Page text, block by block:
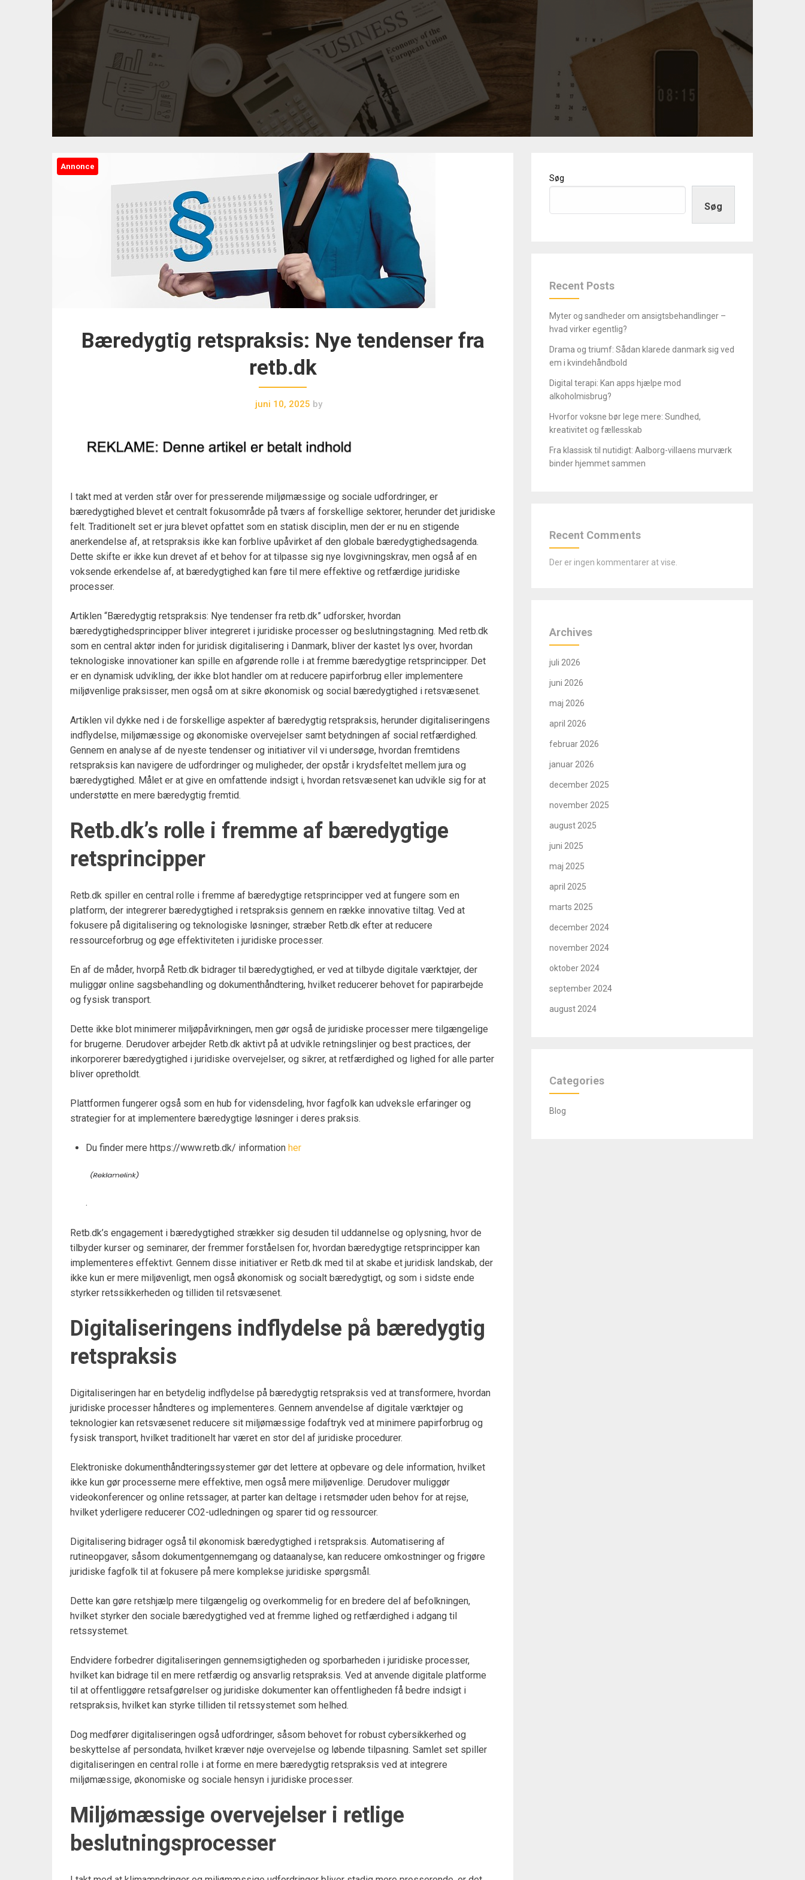
Annonce
Bæredygtig retspraksis: Nye tendenser fra
retb.dk
juni 10, 2025 by
I takt med at verden står over for presserende miljømæssige og sociale udfordringer, er
bæredygtighed blevet et centralt fokusområde på tværs af forskellige sektorer, herunder det juridiske
felt. Traditionelt set er jura blevet opfattet som en statisk disciplin, men der er nu en stigende
anerkendelse af, at retspraksis ikke kan forblive upåvirket af den globale bæredygtighedsagenda.
Dette skifte er ikke kun drevet af et behov for at tilpasse sig nye lovgivningskrav, men også af en
voksende erkendelse af, at bæredygtighed kan føre til mere effektive og retfærdige juridiske
processer.
Artiklen “Bæredygtig retspraksis: Nye tendenser fra retb.dk” udforsker, hvordan
bæredygtighedsprincipper bliver integreret i juridiske processer og beslutningstagning. Med retb.dk
som en central aktør inden for juridisk digitalisering i Danmark, bliver der kastet lys over, hvordan
teknologiske innovationer kan spille en afgørende rolle i at fremme bæredygtige retsprincipper. Det
er en dynamisk udvikling, der ikke blot handler om at reducere papirforbrug eller implementere
miljøvenlige praksisser, men også om at sikre økonomisk og social bæredygtighed i retsvæsenet.
Artiklen vil dykke ned i de forskellige aspekter af bæredygtig retspraksis, herunder digitaliseringens
indflydelse, miljømæssige og økonomiske overvejelser samt betydningen af social retfærdighed.
Gennem en analyse af de nyeste tendenser og initiativer vil vi undersøge, hvordan fremtidens
retspraksis kan navigere de udfordringer og muligheder, der opstår i krydsfeltet mellem jura og
bæredygtighed. Målet er at give en omfattende indsigt i, hvordan retsvæsenet kan udvikle sig for at
understøtte en mere bæredygtig fremtid.
Retb.dk’s rolle i fremme af bæredygtige
retsprincipper
Retb.dk spiller en central rolle i fremme af bæredygtige retsprincipper ved at fungere som en
platform, der integrerer bæredygtighed i retspraksis gennem en række innovative tiltag. Ved at
fokusere på digitalisering og teknologiske løsninger, stræber Retb.dk efter at reducere
ressourceforbrug og øge effektiviteten i juridiske processer.
En af de måder, hvorpå Retb.dk bidrager til bæredygtighed, er ved at tilbyde digitale værktøjer, der
muliggør online sagsbehandling og dokumenthåndtering, hvilket reducerer behovet for papirarbejde
og fysisk transport.
Dette ikke blot minimerer miljøpåvirkningen, men gør også de juridiske processer mere tilgængelige
for brugerne. Derudover arbejder Retb.dk aktivt på at udvikle retningslinjer og best practices, der
inkorporerer bæredygtighed i juridiske overvejelser, og sikrer, at retfærdighed og lighed for alle parter
bliver opretholdt.
Plattformen fungerer også som en hub for vidensdeling, hvor fagfolk kan udveksle erfaringer og
strategier for at implementere bæredygtige løsninger i deres praksis.
Du finder mere https://www.retb.dk/ information her
.
Retb.dk’s engagement i bæredygtighed strækker sig desuden til uddannelse og oplysning, hvor de
tilbyder kurser og seminarer, der fremmer forståelsen for, hvordan bæredygtige retsprincipper kan
implementeres effektivt. Gennem disse initiativer er Retb.dk med til at skabe et juridisk landskab, der
ikke kun er mere miljøvenligt, men også økonomisk og socialt bæredygtigt, og som i sidste ende
styrker retssikkerheden og tilliden til retsvæsenet.
Digitaliseringens indflydelse på bæredygtig
retspraksis
Digitaliseringen har en betydelig indflydelse på bæredygtig retspraksis ved at transformere, hvordan
juridiske processer håndteres og implementeres. Gennem anvendelse af digitale værktøjer og
teknologier kan retsvæsenet reducere sit miljømæssige fodaftryk ved at minimere papirforbrug og
fysisk transport, hvilket traditionelt har været en stor del af juridiske procedurer.
Elektroniske dokumenthåndteringssystemer gør det lettere at opbevare og dele information, hvilket
ikke kun gør processerne mere effektive, men også mere miljøvenlige. Derudover muliggør
videokonferencer og online retssager, at parter kan deltage i retsmøder uden behov for at rejse,
hvilket yderligere reducerer CO2-udledningen og sparer tid og ressourcer.
Digitalisering bidrager også til økonomisk bæredygtighed i retspraksis. Automatisering af
rutineopgaver, såsom dokumentgennemgang og dataanalyse, kan reducere omkostninger og frigøre
juridiske fagfolk til at fokusere på mere komplekse juridiske spørgsmål.
Dette kan gøre retshjælp mere tilgængelig og overkommelig for en bredere del af befolkningen,
hvilket styrker den sociale bæredygtighed ved at fremme lighed og retfærdighed i adgang til
retssystemet.
Endvidere forbedrer digitaliseringen gennemsigtigheden og sporbarheden i juridiske processer,
hvilket kan bidrage til en mere retfærdig og ansvarlig retspraksis. Ved at anvende digitale platforme
til at offentliggøre retsafgørelser og juridiske dokumenter kan offentligheden få bedre indsigt i
retspraksis, hvilket kan styrke tilliden til retssystemet som helhed.
Dog medfører digitaliseringen også udfordringer, såsom behovet for robust cybersikkerhed og
beskyttelse af persondata, hvilket kræver nøje overvejelse og løbende tilpasning. Samlet set spiller
digitaliseringen en central rolle i at forme en mere bæredygtig retspraksis ved at integrere
miljømæssige, økonomiske og sociale hensyn i juridiske processer.
Miljømæssige overvejelser i retlige
beslutningsprocesser
Søg
Søg
Recent Posts
Myter og sandheder om ansigtsbehandlinger –
hvad virker egentlig?
Drama og triumf: Sådan klarede danmark sig ved
em i kvindehåndbold
Digital terapi: Kan apps hjælpe mod
alkoholmisbrug?
Hvorfor voksne bør lege mere: Sundhed,
kreativitet og fællesskab
Fra klassisk til nutidigt: Aalborg-villaens murværk
binder hjemmet sammen
Recent Comments
Der er ingen kommentarer at vise.
Archives
juli 2026
juni 2026
maj 2026
april 2026
februar 2026
januar 2026
december 2025
november 2025
august 2025
juni 2025
maj 2025
april 2025
marts 2025
december 2024
november 2024
oktober 2024
september 2024
august 2024
Categories
Blog